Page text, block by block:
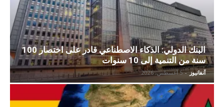
البنك الدولي: الذكاء الاصطناعي قادر على اختصار 100
سنة من التنمية إلى 10 سنوات
آنفانيوز - 5 أغسطس، 2026